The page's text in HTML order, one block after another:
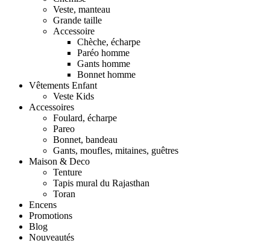
Veste, manteau
Grande taille
Accessoire
Chèche, écharpe
Paréo homme
Gants homme
Bonnet homme
Vêtements Enfant
Veste Kids
Accessoires
Foulard, écharpe
Pareo
Bonnet, bandeau
Gants, moufles, mitaines, guêtres
Maison & Deco
Tenture
Tapis mural du Rajasthan
Toran
Encens
Promotions
Blog
Nouveautés